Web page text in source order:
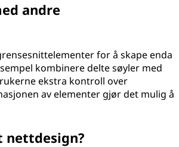
andre
for å skape enda
kombinere delte søyler med
ekstra kontroll over
av elementer gjør det mulig å
nettdesign?